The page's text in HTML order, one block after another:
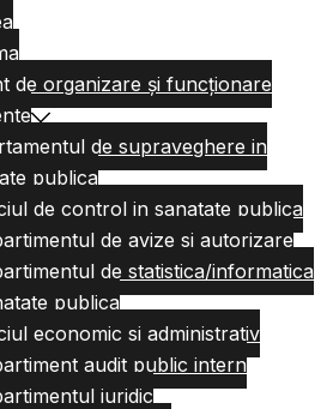
de organizare și funcționare
de supraveghere in
publica
de control in sanatate publica
de avize si autorizare
de statistica/informatica
publica
economic si administrativ
audit public intern
juridic